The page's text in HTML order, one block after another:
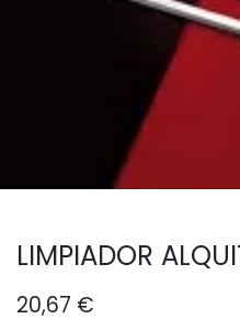
LIMPIADOR
20,67 €